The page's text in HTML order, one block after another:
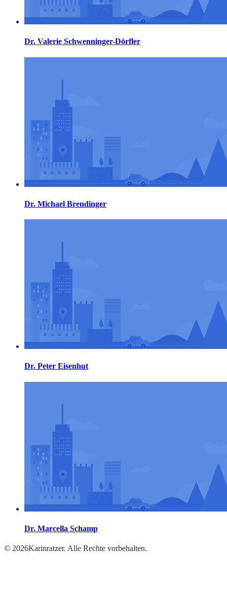
Dr. Valerie Schwenninger-Dörfler
Dr. Michael Brendinger
Dr. Peter Eisenhut
Dr. Marcella Schamp
© 2026Karinratzer. Alle Rechte vorbehalten.